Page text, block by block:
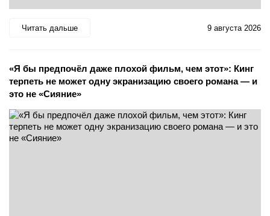
Читать дальше 9 августа 2026
«Я бы предпочёл даже плохой фильм, чем этот»: Кинг
терпеть не может одну экранизацию своего романа — и
это не «Сияние»